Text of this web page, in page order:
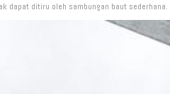
dapat ditiru oleh sambungan baut